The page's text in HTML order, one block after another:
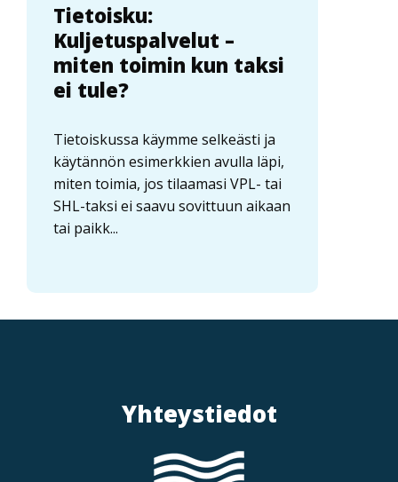
Tietoisku:
Kuljetuspalvelut –
miten toimin kun taksi
ei tule?
Tietoiskussa käymme selkeästi ja
käytännön esimerkkien avulla läpi,
miten toimia, jos tilaamasi VPL- tai
SHL-taksi ei saavu sovittuun aikaan
tai paikk...
Yhteystiedot